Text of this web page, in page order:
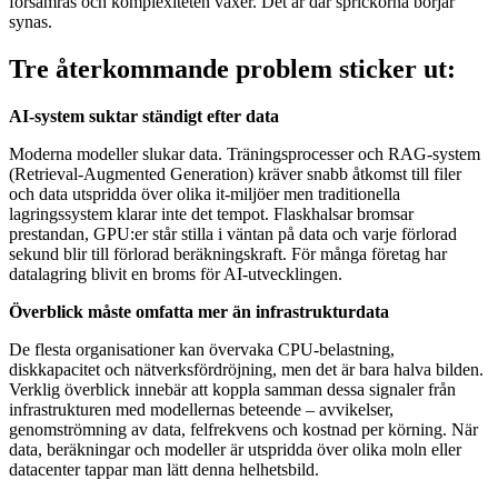
synas.
Tre återkommande problem sticker ut:
AI-system suktar ständigt efter data
Moderna modeller slukar data. Träningsprocesser och RAG-system
(Retrieval-Augmented Generation) kräver snabb åtkomst till filer
och data utspridda över olika it-miljöer men traditionella
lagringssystem klarar inte det tempot. Flaskhalsar bromsar
prestandan, GPU:er står stilla i väntan på data och varje förlorad
sekund blir till förlorad beräkningskraft. För många företag har
datalagring blivit en broms för AI-utvecklingen.
Överblick måste omfatta mer än infrastrukturdata
De flesta organisationer kan övervaka CPU-belastning,
diskkapacitet och nätverksfördröjning, men det är bara halva bilden.
Verklig överblick innebär att koppla samman dessa signaler från
infrastrukturen med modellernas beteende – avvikelser,
genomströmning av data, felfrekvens och kostnad per körning. När
data, beräkningar och modeller är utspridda över olika moln eller
datacenter tappar man lätt denna helhetsbild.